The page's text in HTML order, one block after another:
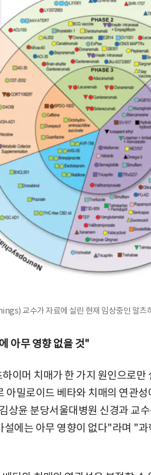
교수가 자료에 실린 현재 임상중인 알츠
아무 영향 없을 것"
이머 치매가 한 가지 원인으로만
아밀로이드 베타와 치매의 연관
상윤 분당서울대병원 신경과 교
설에는 아무 영향이 없다"라며 "